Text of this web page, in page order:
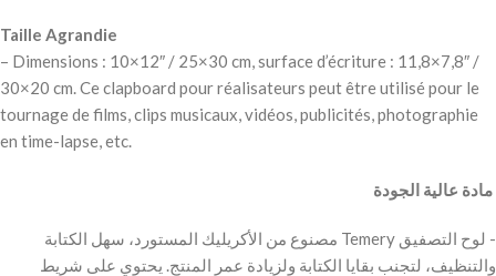
Taille Agrandie
– Dimensions : 10×12″ / 25×30 cm, surface d’écriture : 11,8×7,8″ /
30×20 cm. Ce clapboard pour réalisateurs peut être utilisé pour le
tournage de films, clips musicaux, vidéos, publicités, photographie
en time-lapse, etc.
‫ مادة عالية الجودة
‫- لوح التصفيق Temery مصنوع من الأكريليك المستورد، سهل الكتابة
والتنظيف، لتجنب بقايا الكتابة ولزيادة عمر المنتج. يحتوي على شريط